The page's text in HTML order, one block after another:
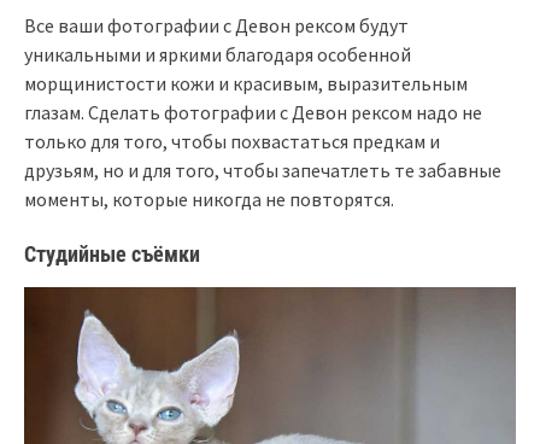
Все ваши фотографии с Девон рексом будут
уникальными и яркими благодаря особенной
морщинистости кожи и красивым, выразительным
глазам. Сделать фотографии с Девон рексом надо не
только для того, чтобы похвастаться предкам и
друзьям, но и для того, чтобы запечатлеть те забавные
моменты, которые никогда не повторятся.
Студийные съёмки